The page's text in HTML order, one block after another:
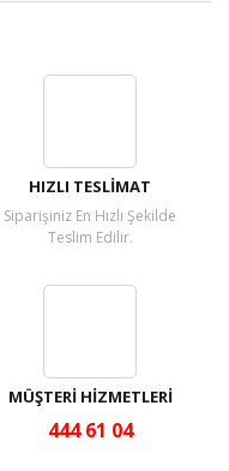
HIZLI TESLİMAT
Siparişiniz En Hızlı Şekilde
Teslim Edilir.
MÜŞTERİ HİZMETLERİ
444 61 04